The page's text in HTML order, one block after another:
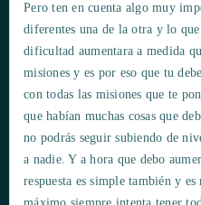
Pero ten en cuenta algo muy
diferentes una de la otra y lo
dificultad aumentara a medida
misiones y es por eso que tu
con todas las misiones que te
que habían muchas cosas que
no podrás seguir subiendo de
a nadie. Y a hora que debo
respuesta es simple también y